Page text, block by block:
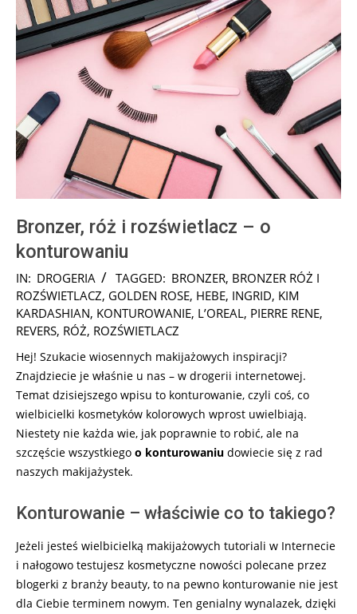
Bronzer, róż i rozświetlacz – o
konturowaniu
2025-
06-
11
IN: DROGERIA TAGGED: BRONZER, BRONZER RÓŻ I
ROZŚWIETLACZ, GOLDEN ROSE, HEBE, INGRID, KIM
KARDASHIAN, KONTUROWANIE, L’OREAL, PIERRE RENE,
REVERS, RÓŻ, ROZŚWIETLACZ
Hej! Szukacie wiosennych makijażowych inspiracji?
Znajdziecie je właśnie u nas – w drogerii internetowej.
Temat dzisiejszego wpisu to konturowanie, czyli coś, co
wielbicielki kosmetyków kolorowych wprost uwielbiają.
Niestety nie każda wie, jak poprawnie to robić, ale na
szczęście wszystkiego o konturowaniu dowiecie się z rad
naszych makijażystek.
Konturowanie – właściwie co to takiego?
Jeżeli jesteś wielbicielką makijażowych tutoriali w Internecie
i nałogowo testujesz kosmetyczne nowości polecane przez
blogerki z branży beauty, to na pewno konturowanie nie jest
dla Ciebie terminem nowym. Ten genialny wynalazek, dzięki